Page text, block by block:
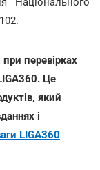
при перевірках
Це
який
і
LIGA360